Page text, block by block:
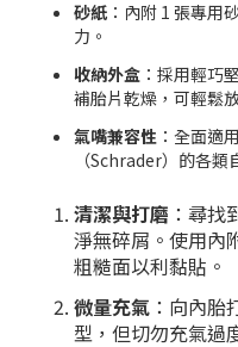
砂紙 ：內附 1 張專用
力。
收納外盒 ：採用輕巧
補胎片乾燥，可輕鬆
氣嘴兼容性 ：全面適
（Schrader）的各類
清潔與打磨 ：尋找
淨無碎屑。使用內
粗糙面以利黏貼。
微量充氣 ：向內胎
型，但切勿充氣過